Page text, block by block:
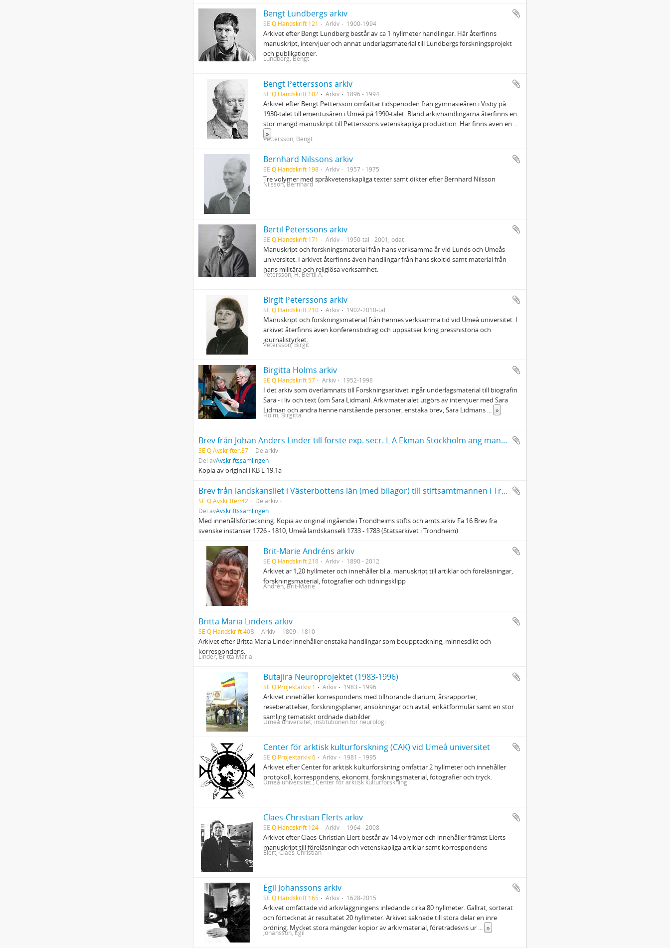
Bengt Lundbergs arkiv
SE Q Handskrift 121 Arkiv 1900-1994
Arkivet efter Bengt Lundberg består av ca 1 hyllmeter handlingar. Här återfinns
manuskript, intervjuer och annat underlagsmaterial till Lundbergs forskningsprojekt
och publikationer.
Lundberg, Bengt
Bengt Petterssons arkiv
SE Q Handskrift 102 Arkiv 1896 - 1994
Arkivet efter Bengt Pettersson omfattar tidsperioden från gymnasieåren i Visby på
1930-talet till emeritusåren i Umeå på 1990-talet. Bland arkivhandlingarna återfinns en
stor mängd manuskript till Petterssons vetenskapliga produktion. Här finns även en ...
»
Pettersson, Bengt
Bernhard Nilssons arkiv
SE Q Handskrift 198 Arkiv 1957 - 1975
Tre volymer med språkvetenskapliga texter samt dikter efter Bernhard Nilsson
Nilsson, Bernhard
Bertil Peterssons arkiv
SE Q Handskrift 171 Arkiv 1950-tal - 2001, odat
Manuskript och forskningsmaterial från hans verksamma år vid Lunds och Umeås
universitet. I arkivet återfinns även handlingar från hans skoltid samt material från
hans militära och religiösa verksamhet.
Petersson, H. Bertil A.
Birgit Peterssons arkiv
SE Q Handskrift 210 Arkiv 1902-2010-tal
Manuskript och forskningsmaterial från hennes verksamma tid vid Umeå universitet. I
arkivet återfinns även konferensbidrag och uppsatser kring presshistoria och
journalistyrket.
Petersson, Birgit
Birgitta Holms arkiv
SE Q Handskrift 57 Arkiv 1952-1998
I det arkiv som överlämnats till Forskningsarkivet ingår underlagsmaterial till biografin
Sara - i liv och text (om Sara Lidman). Arkivmaterialet utgörs av intervjuer med Sara
Lidman och andra henne närstående personer, enstaka brev, Sara Lidmans ... »
Holm, Birgitta
Brev från Johan Anders Linder till förste exp. secr. L A Ekman Stockholm ang manuskript till Lappmarksbeskrivningen
SE Q Avskrifter:87
Delarkiv
Del avAvskriftssamlingen
Kopia av original i KB L 19:1a
Brev från landskansliet i Västerbottens län (med bilagor) till stiftsamtmannen i Trondheim 1734, 1735, 1745, 1752, 1753 och 1783
SE Q Avskrifter:42
Delarkiv
Del avAvskriftssamlingen
Med innehållsförteckning. Kopia av original ingående i Trondheims stifts och amts arkiv Fa 16 Brev fra
svenske instanser 1726 - 1810, Umeå landskanselli 1733 - 1783 (Statsarkivet i Trondheim).
Brit-Marie Andréns arkiv
SE Q Handskrift 218 Arkiv 1890 - 2012
Arkivet är 1,20 hyllmeter och innehåller bl.a. manuskript till artiklar och föreläsningar,
forskningsmaterial, fotografier och tidningsklipp
Andrén, Brit-Marie
Britta Maria Linders arkiv
SE Q Handskrift 40B Arkiv 1809 - 1810
Arkivet efter Britta Maria Linder innehåller enstaka handlingar som bouppteckning, minnesdikt och
korrespondens.
Linder, Britta Maria
Butajira Neuroprojektet (1983-1996)
SE Q Projektarkiv 1 Arkiv 1983 - 1996
Arkivet innehåller korrespondens med tillhörande diarium, årsrapporter,
reseberättelser, forskningsplaner, ansökningar och avtal, enkätformulär samt en stor
samling tematiskt ordnade diabilder
Umeå universitet, institutionen för neurologi
Center för arktisk kulturforskning (CAK) vid Umeå universitet
SE Q Projektarkiv 6 Arkiv 1981 - 1995
Arkivet efter Center för arktisk kulturforskning omfattar 2 hyllmeter och innehåller
protokoll, korrespondens, ekonomi, forskningsmaterial, fotografier och tryck.
Umeå universitet., Center för arktisk kulturforskning
Claes-Christian Elerts arkiv
SE Q Handskrift 124 Arkiv 1964 - 2008
Arkivet efter Claes-Christian Elert består av 14 volymer och innehåller främst Elerts
manuskript till föreläsningar och vetenskapliga artiklar samt korrespondens
Elert, Claes-Christian
Egil Johanssons arkiv
SE Q Handskrift 165 Arkiv 1628-2015
Arkivet omfattade vid arkivläggningens inledande cirka 80 hyllmeter. Gallrat, sorterat
och förtecknat är resultatet 20 hyllmeter. Arkivet saknade till stora delar en inre
ordning. Mycket stora mängder kopior av arkivmaterial, företrädesvis ur ... »
Johansson, Egil